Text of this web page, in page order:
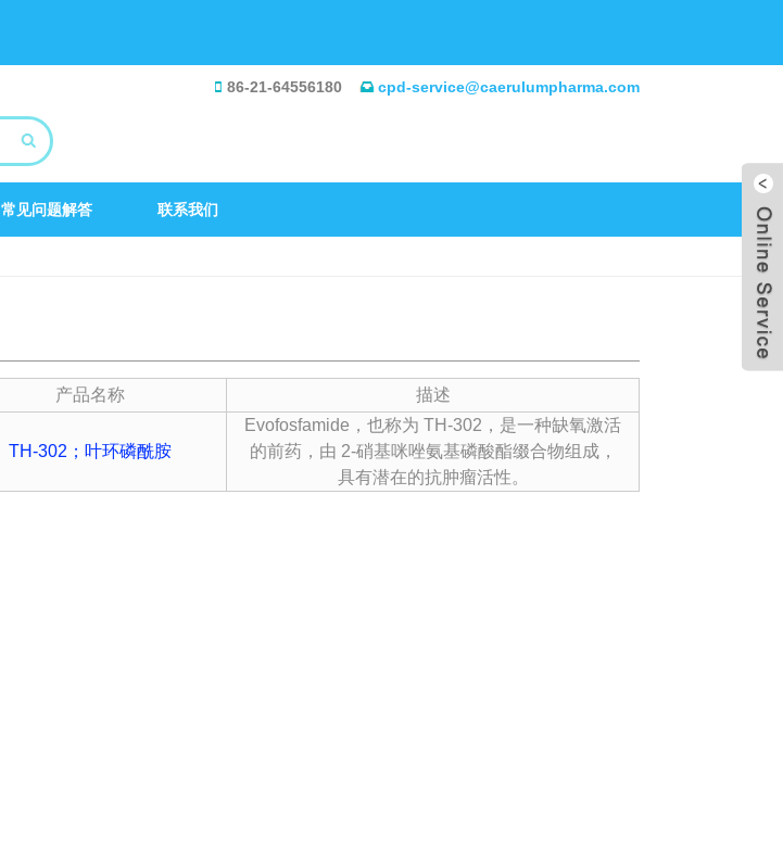
86-21-64556180 cpd-service@caerulumpharma.com
常见问题解答 联系我们
产品名称 描述
TH-302；叶环磷酰胺
Evofosfamide，也称为 TH-302，是一种缺氧激活
的前药，由 2-硝基咪唑氨基磷酸酯缀合物组成，
具有潜在的抗肿瘤活性。